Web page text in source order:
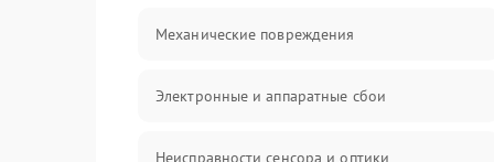
Механические повреждения
Электронные и аппаратные сбои
Неисправности сенсора и оптики